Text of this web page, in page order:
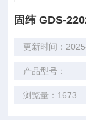
固纬 GDS-
更新时间：
产品型号：
浏览量：1673